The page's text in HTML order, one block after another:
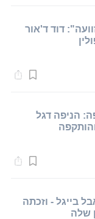
דוד ד'אור
הניפה דגל
בייגל - וזכתה
שלה